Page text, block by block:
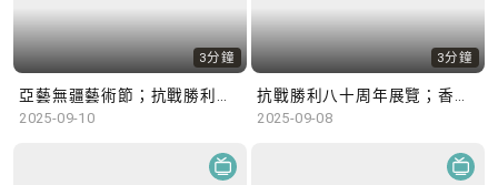
3分鐘
2025-09-10
3分鐘
2025-09-08